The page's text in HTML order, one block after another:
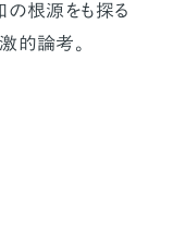
の根源をも探る
的論考。